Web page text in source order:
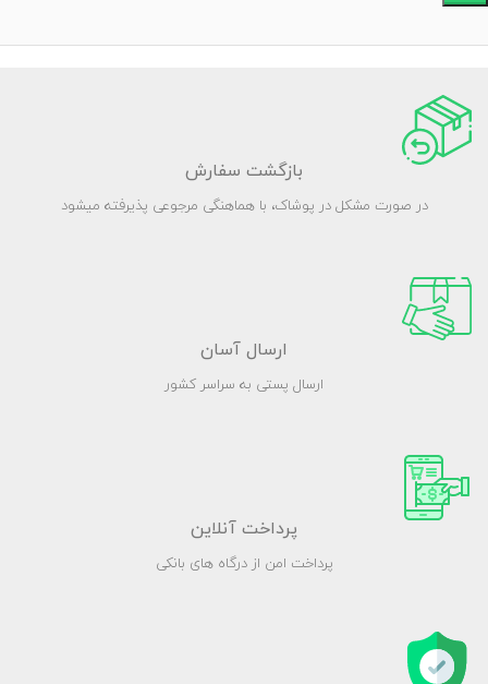
بازگشت سفارش
در صورت مشکل در پوشاک، با هماهنگی مرجوعی پذیرفته میشود
ارسال آسان
ارسال پستی به سراسر کشور
پرداخت آنلاین
پرداخت امن از درگاه های بانکی